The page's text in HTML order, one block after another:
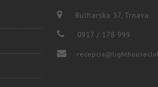
Bulharska 37, Trnava
0917 / 178 999